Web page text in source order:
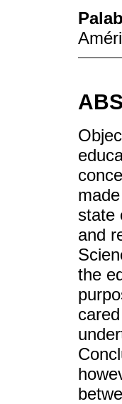
state
and
the